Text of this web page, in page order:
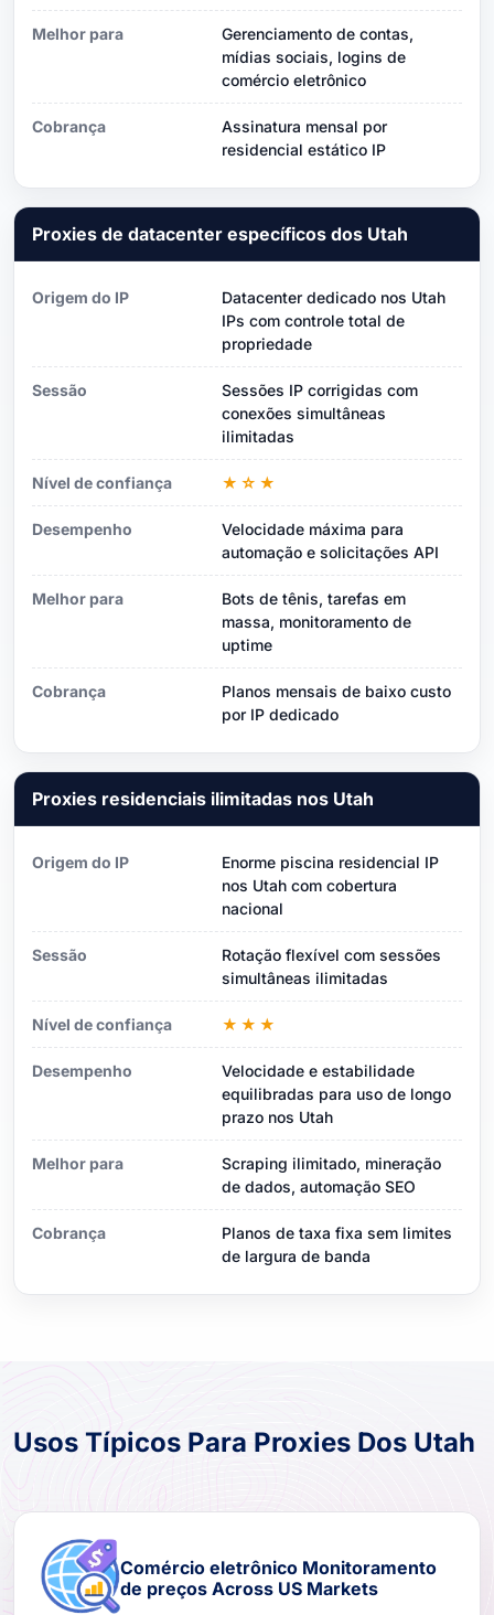
Melhor para
Gerenciamento de contas,
mídias sociais, logins de
comércio eletrônico
Cobrança
Assinatura mensal por
residencial estático IP
Proxies de datacenter específicos dos Utah
Origem do IP
Datacenter dedicado nos Utah
IPs com controle total de
propriedade
Sessão
Sessões IP corrigidas com
conexões simultâneas
ilimitadas
Nível de confiança ★☆★
Desempenho
Velocidade máxima para
automação e solicitações API
Melhor para
Bots de tênis, tarefas em
massa, monitoramento de
uptime
Cobrança
Planos mensais de baixo custo
por IP dedicado
Proxies residenciais ilimitadas nos Utah
Origem do IP
Enorme piscina residencial IP
nos Utah com cobertura
nacional
Sessão
Rotação flexível com sessões
simultâneas ilimitadas
Nível de confiança ★★★
Desempenho
Velocidade e estabilidade
equilibradas para uso de longo
prazo nos Utah
Melhor para
Scraping ilimitado, mineração
de dados, automação SEO
Cobrança
Planos de taxa fixa sem limites
de largura de banda
Usos Típicos Para Proxies Dos Utah
Comércio eletrônico Monitoramento
de preços Across US Markets